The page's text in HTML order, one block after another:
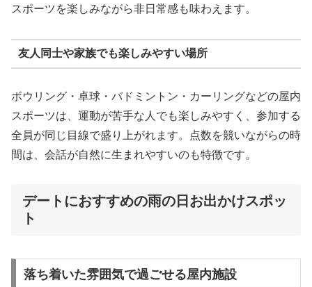
スポーツを楽しみながら非日常感も味わえます。
友人同士や家族でも楽しみやすい場所
ボウリング・卓球・バドミントン・カーリングなどの屋内
スポーツは、運動が苦手な人でも楽しみやすく、参加する
全員が同じ目線で盛り上がれます。点数を競いながらの時
間は、会話が自然に生まれやすいのも特徴です。
デートにおすすめの雨の日お出かけスポッ
ト
落ち着いた雰囲気で過ごせる屋内施設